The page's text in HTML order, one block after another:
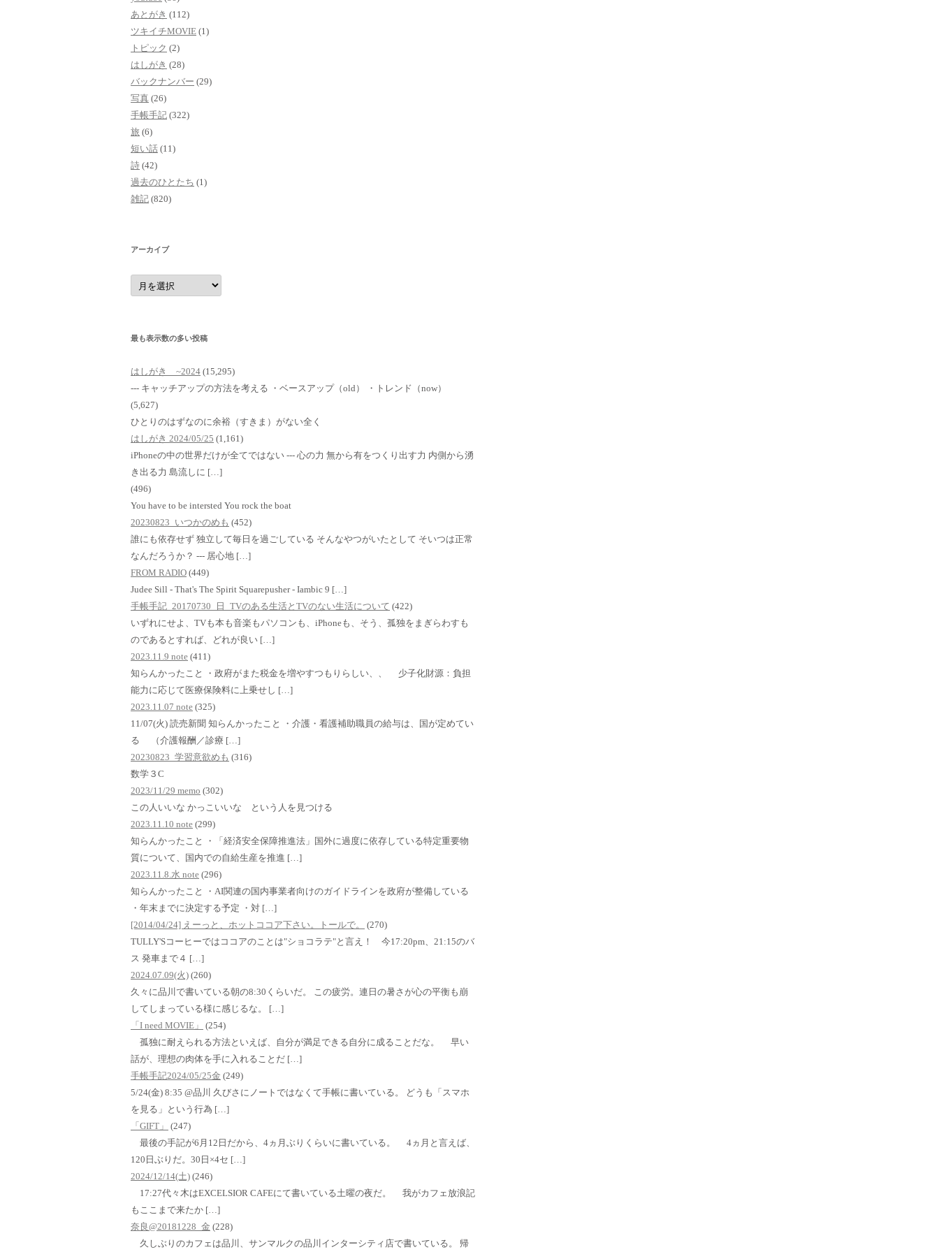
あとがき (112)
ツキイチMOVIE (1)
トピック (2)
はしがき (28)
バックナンバー (29)
写真 (26)
手帳手記 (322)
旅 (6)
短い話 (11)
詩 (42)
過去のひとたち (1)
雑記 (820)
アーカイブ
ア
イ
ブ
最も表示数の多い投稿
はしがき ~2024 (15,295)
--- キャッチアップの方法を考える ・ベースアップ（old） ・トレンド（now）
(5,627)
ひとりのはずなのに余裕（すきま）がない全く
はしがき 2024/05/25 (1,161)
iPhoneの中の世界だけが全てではない --- 心の力 無から有をつくり出す力 内側から湧
き出る力 島流しに […]
(496)
You have to be intersted You rock the boat
20230823_いつかのめも (452)
誰にも依存せず 独立して毎日を過ごしている そんなやつがいたとして そいつは正常
なんだろうか？ --- 居心地 […]
FROM RADIO (449)
Judee Sill - That's The Spirit Squarepusher - Iambic 9 […]
手帳手記_20170730_日_TVのある生活とTVのない生活について (422)
いずれにせよ、TVも本も音楽もパソコンも、iPhoneも、そう、孤独をまぎらわすも
のであるとすれば、どれが良い […]
2023.11.9 note (411)
知らんかったこと ・政府がまた税金を増やすつもりらしい、、 少子化財源：負担
能力に応じて医療保険料に上乗せし […]
2023.11.07 note (325)
11/07(火) 読売新聞 知らんかったこと ・介護・看護補助職員の給与は、国が定めてい
る （介護報酬／診療 […]
20230823_学習意欲めも (316)
数学３C
2023/11/29 memo (302)
この人いいな かっこいいな という人を見つける
2023.11.10 note (299)
知らんかったこと ・「経済安全保障推進法」国外に過度に依存している特定重要物
質について、国内での自給生産を推進 […]
2023.11.8.水 note (296)
知らんかったこと ・AI関連の国内事業者向けのガイドラインを政府が整備している
・年末までに決定する予定 ・対 […]
[2014/04/24] えーっと、ホットココア下さい。トールで。
(270)
TULLY'Sコーヒーではココアのことは"ショコラテ"と言え！ 今17:20pm、21:15のバ
ス 発車まで４ […]
2024.07.09(火) (260)
久々に品川で書いている朝の8:30くらいだ。 この疲労。連日の暑さが心の平衡も崩
してしまっている様に感じるな。 […]
「I need MOVIE」
(254)
孤独に耐えられる方法といえば、自分が満足できる自分に成ることだな。 早い
話が、理想の肉体を手に入れることだ […]
手帳手記2024/05/25金 (249)
5/24(金) 8:35 @品川 久びさにノートではなくて手帳に書いている。 どうも「スマホ
を見る」という行為 […]
「GIFT」
(247)
最後の手記が6月12日だから、4ヵ月ぶりくらいに書いている。 4ヵ月と言えば、
120日ぶりだ。30日×4セ […]
2024/12/14(土) (246)
17:27代々木はEXCELSIOR CAFEにて書いている土曜の夜だ。 我がカフェ放浪記
もここまで来たか […]
奈良@20181228_金 (228)
久しぶりのカフェは品川、サンマルクの品川インターシティ店で書いている。 帰